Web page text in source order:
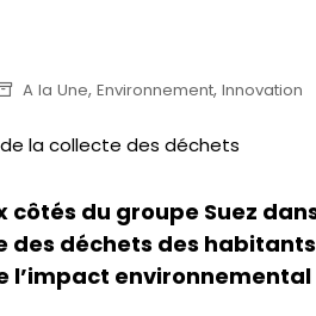
A la Une, Environnement, Innovation
côtés du groupe Suez
déchets des
l’impact environnemental